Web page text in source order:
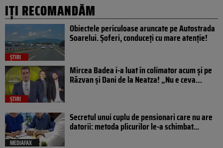
IȚI RECOMANDĂM
ȘTIRI
Obiectele periculoase aruncate pe Autostrada
Soarelui. Șoferi, conduceți cu mare atenție!
ȘTIRI
Mircea Badea i-a luat în colimator acum și pe
Răzvan și Dani de la Neatza! „Nu e ceva…
MEDIAFAX
Secretul unui cuplu de pensionari care nu are
datorii: metoda plicurilor le-a schimbat...